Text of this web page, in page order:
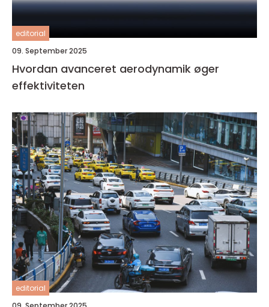
editorial
09. September 2025
Hvordan avanceret aerodynamik øger
effektiviteten
editorial